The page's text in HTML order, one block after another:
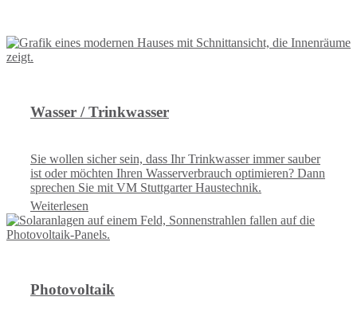
Wasser / Trinkwasser
Sie wollen sicher sein, dass Ihr Trinkwasser immer sauber
ist oder möchten Ihren Wasserverbrauch optimieren? Dann
sprechen Sie mit VM Stuttgarter Haustechnik.
Weiterlesen
Photovoltaik